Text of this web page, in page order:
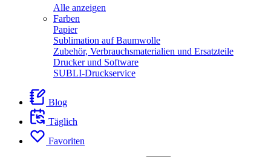
Alle anzeigen
Farben
Papier
Sublimation auf Baumwolle
Zubehör, Verbrauchsmaterialien und Ersatzteile
Drucker und Software
SUBLI-Druckservice
Blog
Täglich
Favoriten